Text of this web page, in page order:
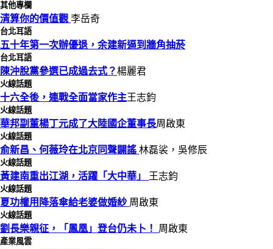
其他專欄
清算你的價值觀 李岳奇
台北耳語
五十年第一次辦優退，余建新逼到牆角抽菸
台北耳語
陳沖脫黨參選已成過去式？楊麗君
火線話題
十六全後，連戰全面當家作主王志鈞
火線話題
華邦副董楊丁元成了大陸國企董事長周啟東
火線話題
俞新昌、何薇玲在北京同聲闢謠 林磊裟，吳修辰
火線話題
黃建南重出江湖，活躍「大中華」 王志鈞
火線話題
夏功權用降落傘給老婆做婚紗 周啟東
火線話題
劉長樂親征，「鳳凰」登台仍未卜！ 周啟東
產業風雲